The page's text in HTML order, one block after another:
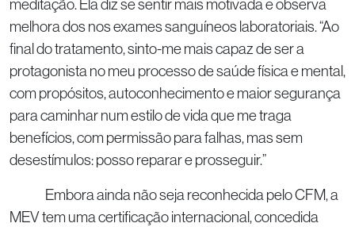
meditação. Ela diz se sentir mais motivada e observa
melhora dos nos exames sanguíneos laboratoriais. “Ao
final do tratamento, sinto-me mais capaz de ser a
protagonista no meu processo de saúde física e mental,
com propósitos, autoconhecimento e maior segurança
para caminhar num estilo de vida que me traga
benefícios, com permissão para falhas, mas sem
desestímulos: posso reparar e prosseguir.”
Embora ainda não seja reconhecida pelo CFM, a
MEV tem uma certificação internacional, concedida